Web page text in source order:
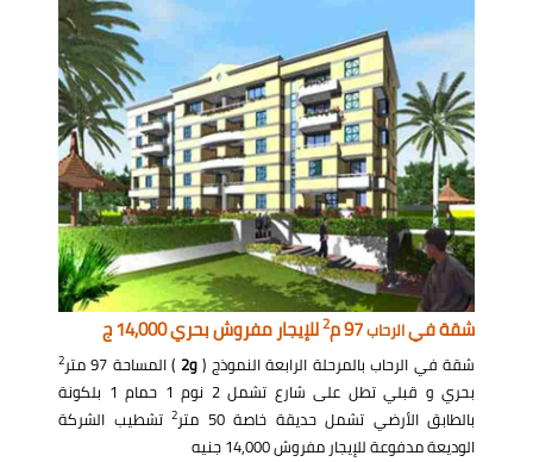
شقة فيالرحاب 2للإيجار مفروش بحري 14,000 ج
شقة في الرحاب بالمرحلة الرابعة النموذج (و2 ) المساحة 97 متر 2
بحري و قبلي تطل على شارع تشمل 2 نوم 1 حمام 1 بلكونة
بالطابق الأرضي تشمل حديقة خاصة 50 متر
2 تشطيب الشركة
الوديعة مدفوعة للإيجار مفروش 14,000 جنيه